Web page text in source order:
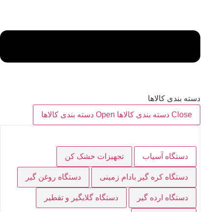
دسته بندی کالاها
Close دسته بندی کالاها
Open دسته بندی کالاها
دستگاه آسیاب تجهیزات خشک کن
دستگاه کره گیر بادام زمینی دستگاه روغن گیر
دستگاه ارده گیر دستگاه گلابگیر و تقطیر